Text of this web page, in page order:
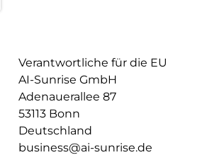
Verantwortliche für die EU
AI-Sunrise GmbH
Adenauerallee 87
53113 Bonn
Deutschland
business@ai-sunrise.de